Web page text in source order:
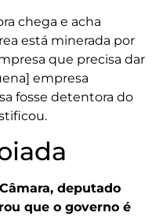
chega e acha
está minerada por
que precisa dar
empresa
fosse detentora do
deputado
que o governo é